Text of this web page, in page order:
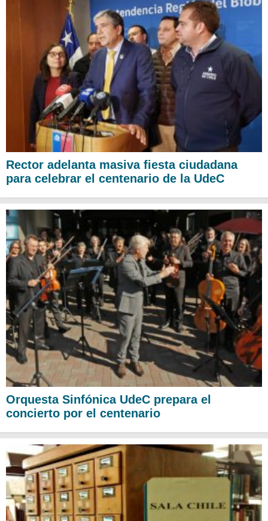
Rector adelanta masiva fiesta ciudadana
para celebrar el centenario de la UdeC
Orquesta Sinfónica UdeC prepara el
concierto por el centenario